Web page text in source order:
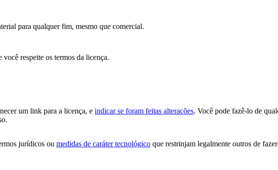
para qualquer fim, mesmo que comercial.
respeite os termos da licença.
um link para a licença, e indicar se foram feitas alterações. Você pode fazê-lo de
jurídicos ou medidas de caráter tecnológico que restrinjam legalmente outros de